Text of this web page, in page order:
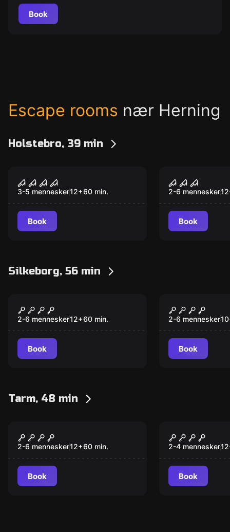
Book
Escape rooms nær Herning
Holstebro, 39 min
Kidnapped
3-5 mennesker12+60 min.
Book
The Undead
2-6 mennesker12
Book
Silkeborg, 56 min
Ny
GuldKuppet
2-6 mennesker12+60 min.
Book
Ny
Terroristen
2-6 mennesker10
Book
Tarm, 48 min
Ny
Den gale kunstner
2-6 mennesker12+60 min.
Book
Ny
Den gale
2-4 mennesker12
Book